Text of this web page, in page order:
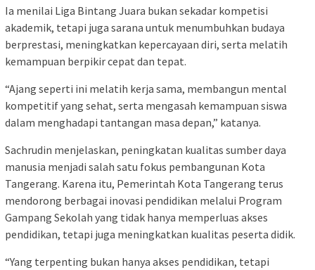
Ia menilai Liga Bintang Juara bukan sekadar kompetisi
akademik, tetapi juga sarana untuk menumbuhkan budaya
berprestasi, meningkatkan kepercayaan diri, serta melatih
kemampuan berpikir cepat dan tepat.
“Ajang seperti ini melatih kerja sama, membangun mental
kompetitif yang sehat, serta mengasah kemampuan siswa
dalam menghadapi tantangan masa depan,” katanya.
Sachrudin menjelaskan, peningkatan kualitas sumber daya
manusia menjadi salah satu fokus pembangunan Kota
Tangerang. Karena itu, Pemerintah Kota Tangerang terus
mendorong berbagai inovasi pendidikan melalui Program
Gampang Sekolah yang tidak hanya memperluas akses
pendidikan, tetapi juga meningkatkan kualitas peserta didik.
“Yang terpenting bukan hanya akses pendidikan, tetapi